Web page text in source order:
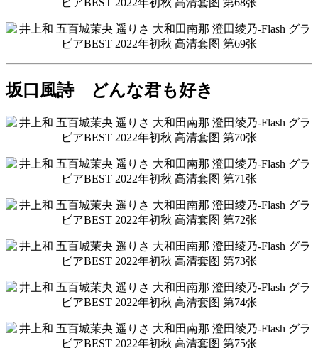
坂口風詩 どんな君も好き